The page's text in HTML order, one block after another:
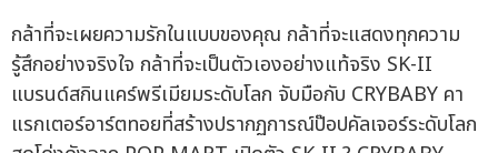
กล้าที่จะเผยความรักในแบบของคุณ กล้าที่จะแสดงทุกความ
รู้สึกอย่างจริงใจ กล้าที่จะเป็นตัวเองอย่างแท้จริง SK-II
แบรนด์สกินแคร์พรีเมียมระดับโลก จับมือกับ CRYBABY คา
แรกเตอร์อาร์ตทอยที่สร้างปรากฏการณ์ป๊อปคัลเจอร์ระดับโลก